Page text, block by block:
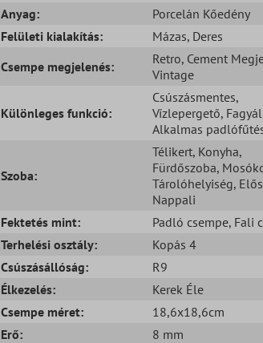
Anyag:
Porcelán Kőedény
Felületi kialakítás:
Mázas, Deres
Csempe megjelenés:
Retro, Cement
Vintage
Különleges funkció:
Csúszásmentes,
Vízlepergető,
Alkalmas
Szoba:
Télikert, Konyha,
Fürdőszoba,
Tárolóhelyiség,
Nappali
Fektetés mint:
Padló csempe, Fali
Terhelési osztály:
Kopás 4
Csúszásállóság:
R9
Élkezelés:
Kerek Éle
Csempe méret:
18,6x18,6cm
Erő:
8 mm